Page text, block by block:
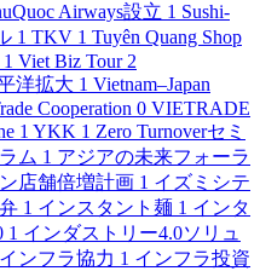
Airways設立 1 Sushi-
1 TKV 1 Tuyên Quang Shop
1 Viet Biz Tour 2
洋拡大 1 Vietnam–Japan
Cooperation 0 VIETRADE
1 YKK 1 Zero Turnoverセミ
ム 1 アジアの未来フォーラ
店舗倍増計画 1 イズミシテ
1 インスタント麺 1 インタ
1 インダストリー4.0ソリュ
インフラ協力 1 インフラ投資